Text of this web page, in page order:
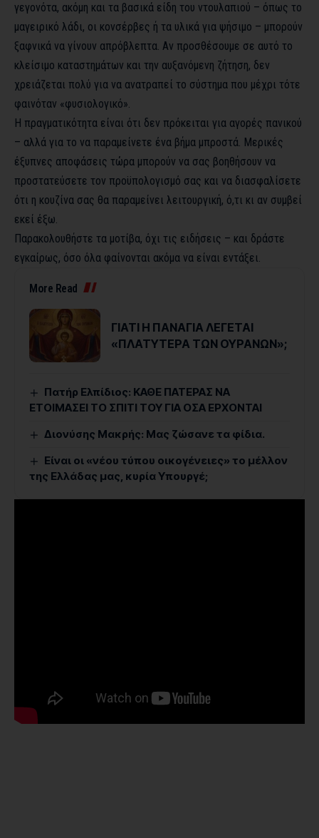
γεγονότα, ακόμη και τα βασικά είδη του ντουλαπιού – όπως το
μαγειρικό λάδι, οι κονσέρβες ή τα υλικά για ψήσιμο – μπορούν
ξαφνικά να γίνουν απρόβλεπτα. Αν προσθέσουμε σε αυτό το
κλείσιμο καταστημάτων και την αυξανόμενη ζήτηση, δεν
χρειάζεται πολύ για να ανατραπεί το σύστημα που μέχρι τότε
φαινόταν «φυσιολογικό».
Η πραγματικότητα είναι ότι δεν πρόκειται για αγορές πανικού
– αλλά για το να παραμείνετε ένα βήμα μπροστά. Μερικές
έξυπνες αποφάσεις τώρα μπορούν να σας βοηθήσουν να
προστατεύσετε τον προϋπολογισμό σας και να διασφαλίσετε
ότι η κουζίνα σας θα παραμείνει λειτουργική, ό,τι κι αν συμβεί
εκεί έξω.
Παρακολουθήστε τα μοτίβα, όχι τις ειδήσεις – και δράστε
εγκαίρως, όσο όλα φαίνονται ακόμα να είναι εντάξει.
More Read
ΓΙΑΤΙ Η ΠΑΝΑΓΙΑ ΛΕΓΕΤΑΙ
«ΠΛΑΤΥΤΕΡΑ ΤΩΝ ΟΥΡΑΝΩΝ»;
Πατήρ Ελπίδιος: ΚΑΘΕ ΠΑΤΕΡΑΣ ΝΑ
ΕΤΟΙΜΑΣΕΙ ΤΟ ΣΠΙΤΙ ΤΟΥ ΓΙΑ ΟΣΑ ΕΡΧΟΝΤΑΙ
Διονύσης Μακρής: Μας ζώσανε τα φίδια.
Είναι οι «νέου τύπου οικογένειες» το μέλλον
της Ελλάδας μας, κυρία Υπουργέ;